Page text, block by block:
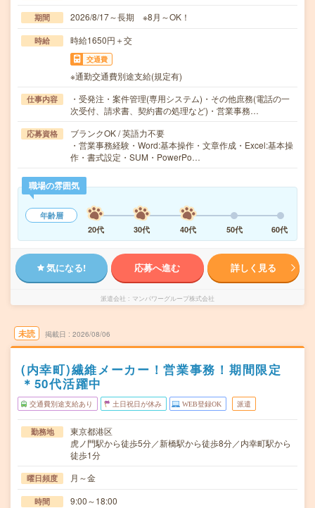
期間 2026/8/17～長期 ※8月～OK！
時給 時給1650円＋交
交通費
※通勤交通費別途支給(規定有)
仕事内容
・受発注・案件管理(専用システム)・その他庶務(電話の一
次受付、請求書、契約書の処理など)・営業事務…
応募資格
ブランクOK / 英語力不要
・営業事務経験・Word:基本操作・文章作成・Excel:基本操
作・書式設定・SUM・PowerPo…
職場の雰囲気
年齢層
20代
30代 40代 50代 60代
気になる! 応募へ進む 詳しく見る
派遣会社 マンパワーグループ株式会社
未読 掲載日 2026/08/06
(内幸町)繊維メーカー！営業事務！期間限定
＊50代活躍中
交通費別途支給あり 土日祝日が休み WEB登録OK 派遣
勤務地
東京都港区
虎ノ門駅から徒歩5分／新橋駅から徒歩8分／内幸町駅から
徒歩1分
曜日頻度 月～金
時間 9:00～18:00